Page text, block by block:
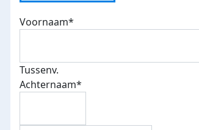
Voornaam*
Tussenv.
Achternaam*